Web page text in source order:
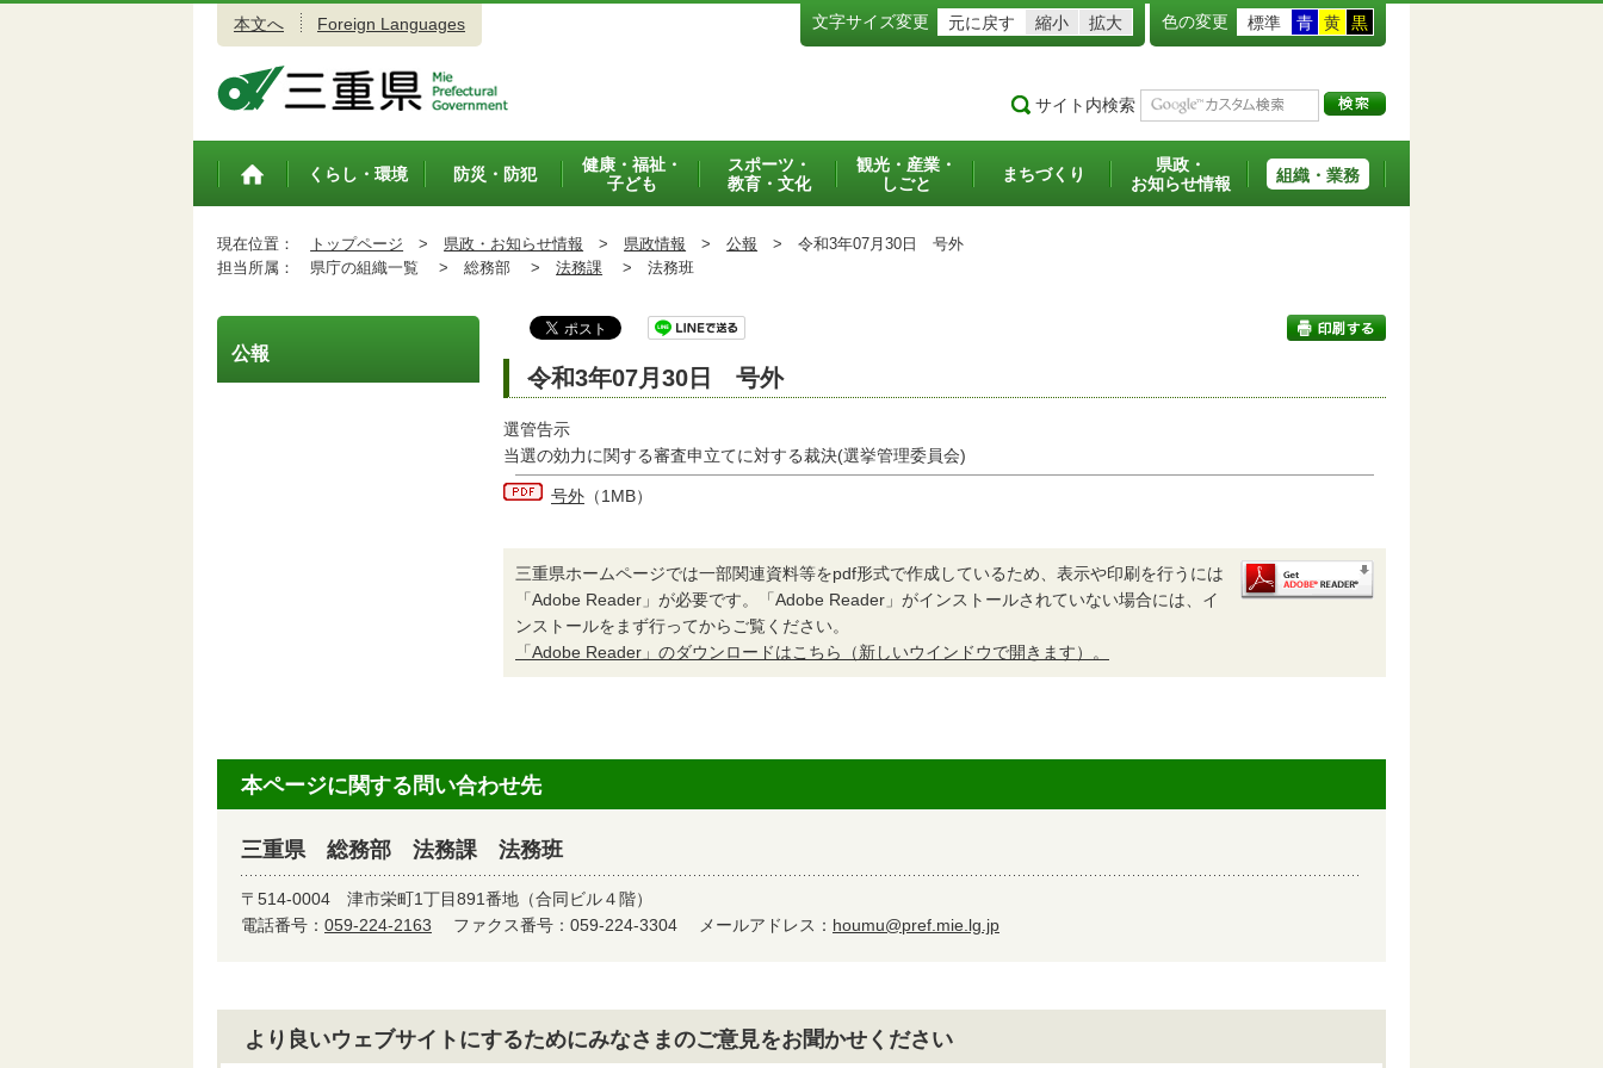
本文へ Foreign Languages 文字サイズ変更 元に戻す 縮小 拡大 色の変更 標準 青 黄 黒
サイト内検索
トップペ
くらし・環境 防災・防犯
健康・福祉・
子ども
スポーツ・
教育・文化
観光・産業・
しごと
まちづくり
県政・
お知らせ情報
組織・業務
現在位置： トップページ > 県政・お知らせ情報 > 県政情報 > 公報 > 令和3年07月30日 号外
担当所属：
県庁の組織一覧 > 総務部 > 法務課 > 法務班
令和3年07月30日 号外
選管告示
当選の効力に関する審査申立てに対する裁決(選挙管理委員会)
号外 （1MB）
三重県ホームページでは一部関連資料等をpdf形式で作成しているため、表示や印刷を行うには
「Adobe Reader」が必要です。「Adobe Reader」がインストールされていない場合には、イ
ンストールをまず行ってからご覧ください。
「Adobe Reader」のダウンロードはこちら（新しいウインドウで開きます）。
公報
本ページに関する問い合わせ先
三重県 総務部 法務課 法務班
〒514-0004 津市栄町1丁目891番地（合同ビル４階）
電話番号： 059-224-2163 ファクス番号：059-224-3304 メールアドレス： houmu@pref.mie.lg.jp
より良いウェブサイトにするためにみなさまのご意見をお聞かせください